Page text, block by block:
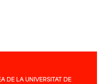
DE LA UNIVERSITAT DE